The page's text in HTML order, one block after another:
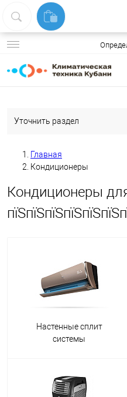
Уточнить раздел
Главная
Кондиционеры
Кондиционеры
Настенные сплит
системы